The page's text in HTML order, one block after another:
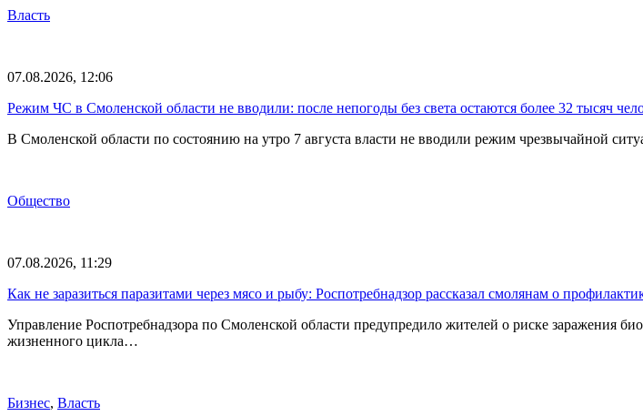
Власть
07.08.2026, 12:06
Режим ЧС в Смоленской области не вводили: после непогоды без света остаются более 32 тысяч
В Смоленской области по состоянию на утро 7 августа власти не вводили режим чрезвычайной
Общество
07.08.2026, 11:29
Как не заразиться паразитами через мясо и рыбу: Роспотребнадзор рассказал смолянам о
Управление Роспотребнадзора по Смоленской области предупредило жителей о риске заражения
жизненного цикла…
Бизнес, Власть